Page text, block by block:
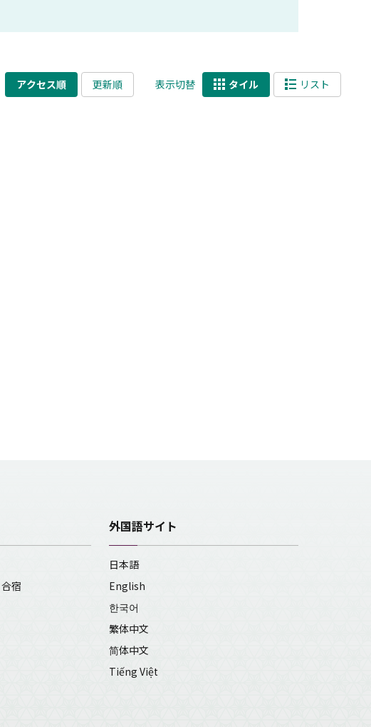
アクセス順 更新順 表示切替 タイル リスト
宿
外国語サイト
日本語
English
한국어
繁体中文
简体中文
Tiếng Việt